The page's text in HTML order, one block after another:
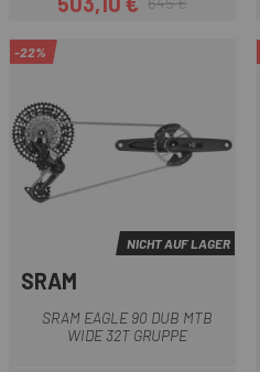
Preis
Regulärer Preis
-22%
NICHT AUF LAGER
SRAM
SRAM EAGLE 90 DUB MTB
WIDE 32T GRUPPE